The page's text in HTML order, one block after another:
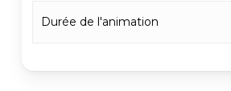
Durée de l'animation